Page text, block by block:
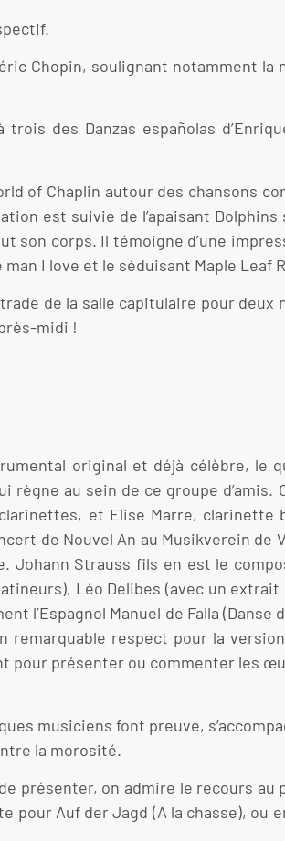
Chopin, soulignant notamment la
des Danzas españolas
of Chaplin autour des chansons
est suivie de l’apaisant
son corps. Il témoigne d’une
I love et le séduisant Maple Leaf
de la salle capitulaire pour
midi !
original et déjà célèbre, le
au sein de ce groupe
et Elise Marre, clarinette
de Nouvel An au Musikverein
Johann Strauss fils en est le
Léo Delibes (avec un
l’Espagnol Manuel de Falla (Danse
respect pour la
pour présenter ou commenter les
musiciens font preuve,
la morosité.
présenter, on admire le recours au
pour Auf der Jagd (A la chasse),